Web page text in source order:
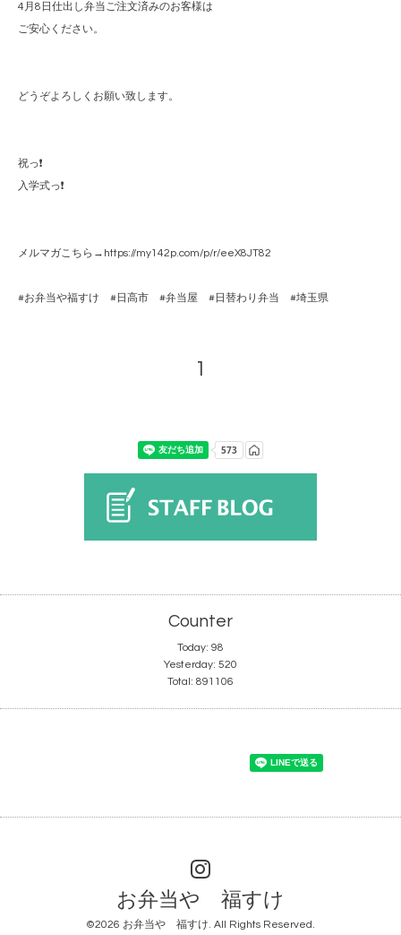
4月8日仕出し弁当ご注文済みのお客様は
ご安心ください。
どうぞよろしくお願い致します。
祝っ❗️
入学式っ❗️
メルマガこちら→https://my142p.com/p/r/eeX8JT82
#お弁当や福すけ #日高市 #弁当屋 #日替わり弁当 #埼玉県
1
Counter
Today: 98
Yesterday: 520
Total: 891106
お弁当や 福すけ
©2026 お弁当や 福すけ. All Rights Reserved.